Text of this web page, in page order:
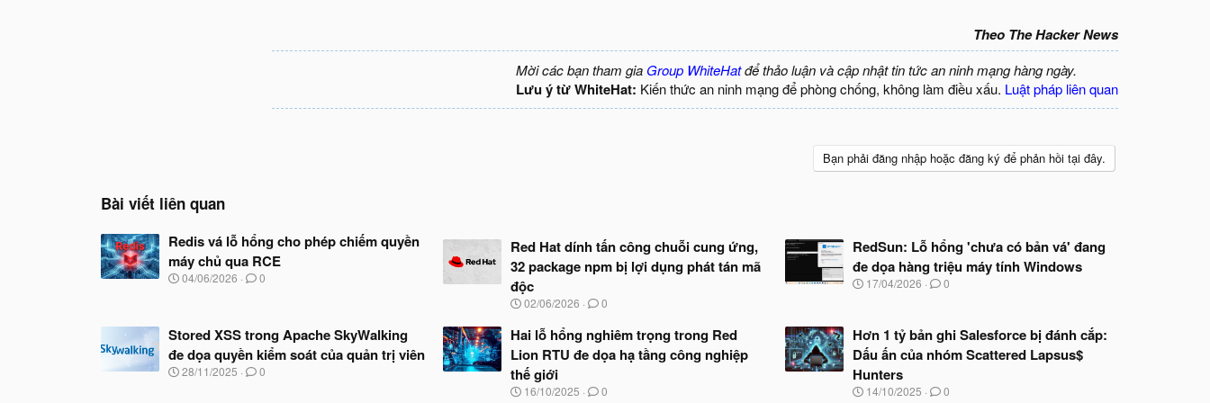
Theo The Hacker News
Mời các bạn tham gia Group WhiteHatđể thảo luận và cập nhật tin tức an ninh mạng hàng ngày.
Lưu ý từ WhiteHat: Kiến thức an ninh mạng để phòng chống, không làm điều xấu. Luật pháp liên quan
Bạn phải đăng nhập hoặc đăng ký để phản hồi tại đây.
Bài viết liên quan
Redis vá lỗ hổng cho phép chiếm quyền
máy chủ qua RCE
N
b
t
đ
04/06/2026 0
Red Hat dính tấn công chuỗi cung ứng,
32 package npm bị lợi dụng phát tán mã
độc
N
à
y
b
ắ
t
02/06/2026 0
RedSun: Lỗ hổng 'chưa có bản vá' đang
đe dọa hàng triệu máy tính Windows
N
b
ắ
đ
ầ
17/04/2026 0
Stored XSS trong Apache SkyWalking
đe dọa quyền kiểm soát của quản trị viên
N
28/11/2025 0
Hai lỗ hổng nghiêm trọng trong Red
Lion RTU đe dọa hạ tầng công nghiệp
thế giới
N
16/10/2025 0
Hơn 1 tỷ bản ghi Salesforce bị đánh cắp:
Dấu ấn của nhóm Scattered Lapsus$
Hunters
N
14/10/2025 0